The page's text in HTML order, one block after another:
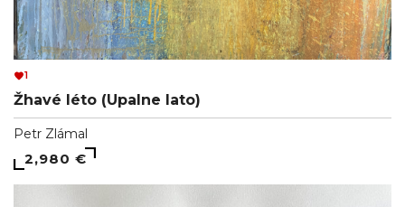
1
Žhavé léto (Upalne lato)
Petr Zlámal
2,980 €